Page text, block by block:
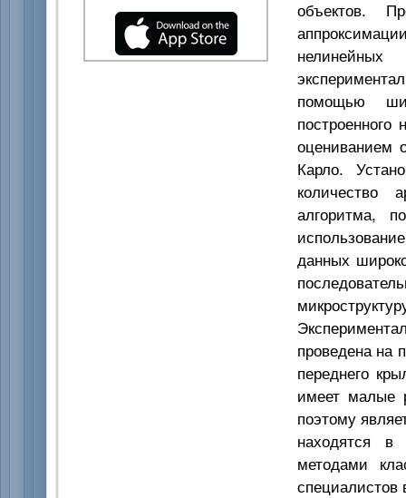
объектов.
помощью
оцениванием
Карло.
количество
алгоритма,
данных
проведена на
переднего
имеет малые
поэтому
находятся в
методами
специалистов